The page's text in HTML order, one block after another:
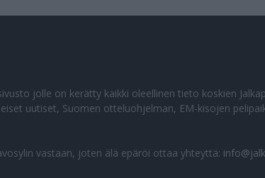
jolle on kerätty kaikki oleellinen tieto koskien
uutiset, Suomen otteluohjelman, EM-kisojen
vastaan, joten älä epäröi ottaa yhteyttä: